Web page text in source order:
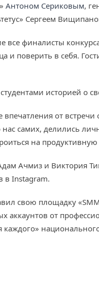
Антоном Сериковым,
Сергеем
все финалисты
и поверить в себя.
историей о
впечатления от
самих, делились
на
Ачмиз и Виктория
в Instagram.
свою площадку
аккаунтов от